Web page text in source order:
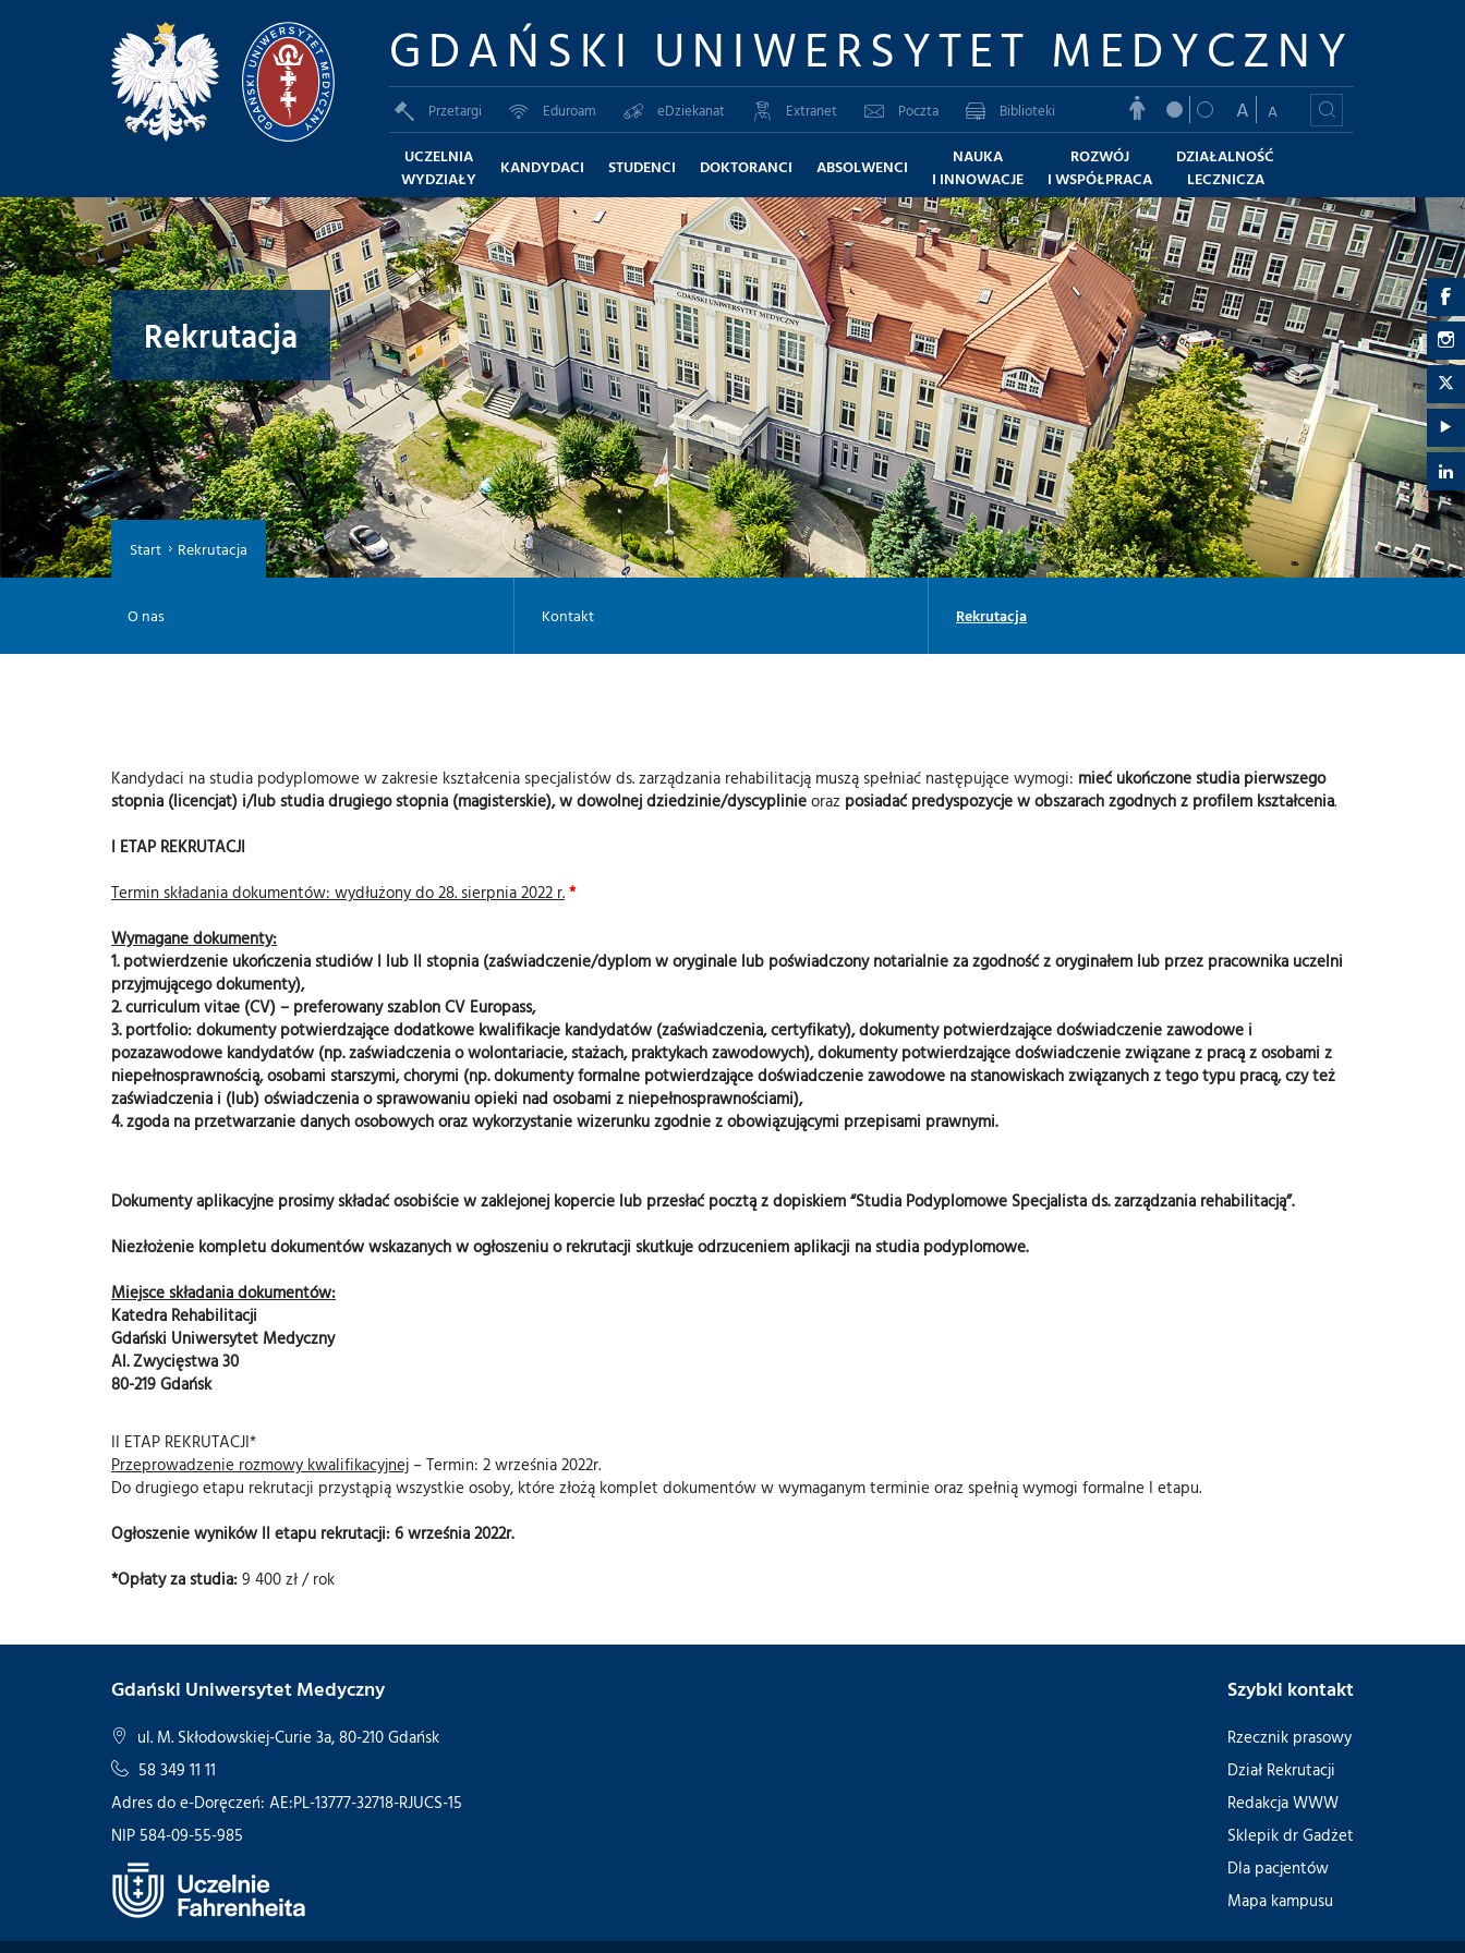
GDAŃSKI UNIWERSYTET MEDYCZNY
Przetargi Eduroam eDziekanat Extranet Poczta Biblioteki A
A
UCZELNIA
WYDZIAŁY
KANDYDACI STUDENCI DOKTORANCI ABSOLWENCI
NAUKA
I INNOWACJE
ROZWÓJ
I WSPÓŁPRACA
DZIAŁALNOŚĆ
LECZNICZA
-
-
-
-
-
Rekrutacja
Start Rekrutacja
O nas Kontakt Rekrutacja
Kandydaci na studia podyplomowe w zakresie kształcenia specjalistów ds. zarządzania rehabilitacją muszą spełniać następujące wymogi: mieć ukończone studia pierwszego
stopnia (licencjat) i/lub studia drugiego stopnia (magisterskie), w dowolnej dziedzinie/dyscyplinieoraz posiadać predyspozycje w obszarach zgodnych z profilem kształcenia.
I ETAP REKRUTACJI
Termin składania dokumentów: wydłużony do 28. sierpnia 2022 r.*
Wymagane dokumenty:
1. potwierdzenie ukończenia studiów I lub II stopnia (zaświadczenie/dyplom w oryginale lub poświadczony notarialnie za zgodność z oryginałem lub przez pracownika uczelni
przyjmującego dokumenty),
2. curriculum vitae (CV) – preferowany szablon CV Europass,
3. portfolio: dokumenty potwierdzające dodatkowe kwalifikacje kandydatów (zaświadczenia, certyfikaty), dokumenty potwierdzające doświadczenie zawodowe i
pozazawodowe kandydatów (np. zaświadczenia o wolontariacie, stażach, praktykach zawodowych), dokumenty potwierdzające doświadczenie związane z pracą z osobami z
niepełnosprawnością, osobami starszymi, chorymi (np. dokumenty formalne potwierdzające doświadczenie zawodowe na stanowiskach związanych z tego typu pracą, czy też
zaświadczenia i (lub) oświadczenia o sprawowaniu opieki nad osobami z niepełnosprawnościami),
4. zgoda na przetwarzanie danych osobowych oraz wykorzystanie wizerunku zgodnie z obowiązującymi przepisami prawnymi.
Dokumenty aplikacyjne prosimy składać osobiście w zaklejonej kopercie lub przesłać pocztą z dopiskiem “Studia Podyplomowe Specjalista ds. zarządzania rehabilitacją”.
Niezłożenie kompletu dokumentów wskazanych w ogłoszeniu o rekrutacji skutkuje odrzuceniem aplikacji na studia podyplomowe.
Miejsce składania dokumentów:
Katedra Rehabilitacji
Gdański Uniwersytet Medyczny
Al. Zwycięstwa 30
80-219 Gdańsk
II ETAP REKRUTACJI*
Przeprowadzenie rozmowy kwalifikacyjnej– Termin: 2 września 2022r.
Do drugiego etapu rekrutacji przystąpią wszystkie osoby, które złożą komplet dokumentów w wymaganym terminie oraz spełnią wymogi formalne I etapu.
Ogłoszenie wyników II etapu rekrutacji: 6 września 2022r.
*Opłaty za studia:9 400 zł / rok
Gdański Uniwersytet Medyczny
ul. M. Skłodowskiej-Curie 3a, 80-210 Gdańsk
58 349 11 11
Adres do e-Doręczeń: AE:PL-13777-32718-RJUCS-15
NIP 584-09-55-985
Szybki kontakt
Rzecznik prasowy
Dział Rekrutacji
Redakcja WWW
Sklepik dr Gadżet
Dla pacjentów
Mapa kampusu